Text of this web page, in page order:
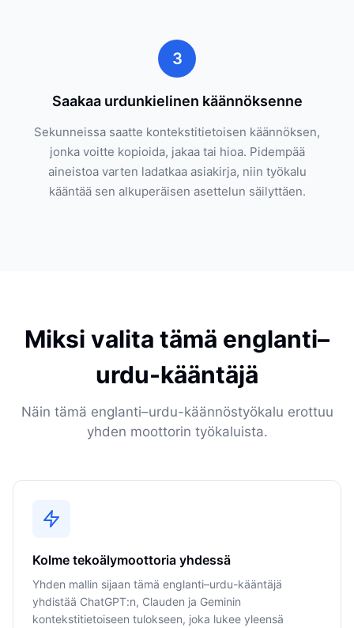
3
Saakaa urdunkielinen käännöksenne
Sekunneissa saatte kontekstitietoisen käännöksen,
jonka voitte kopioida, jakaa tai hioa. Pidempää
aineistoa varten ladatkaa asiakirja, niin työkalu
kääntää sen alkuperäisen asettelun säilyttäen.
Miksi valita tämä englanti–
urdu-kääntäjä
Näin tämä englanti–urdu-käännöstyökalu erottuu
yhden moottorin työkaluista.
Kolme tekoälymoottoria yhdessä
Yhden mallin sijaan tämä englanti–urdu-kääntäjä
yhdistää ChatGPT:n, Clauden ja Geminin
kontekstitietoiseen tulokseen, joka lukee yleensä